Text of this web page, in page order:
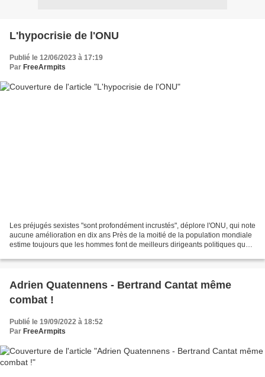
L'hypocrisie de l'ONU
Publié le 12/06/2023 à 17:19
Par FreeArmpits
Les préjugés sexistes "sont profondément incrustés", déplore l'ONU, qui note
aucune amélioration en dix ans Près de la moitié de la population mondiale
estime toujours que les hommes font de meilleurs dirigeants politiques que
Adrien Quatennens - Bertrand Cantat même
combat !
Publié le 19/09/2022 à 18:52
Par FreeArmpits